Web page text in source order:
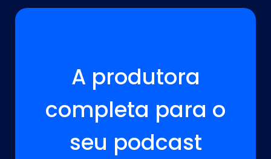
A produtora
completa para o
seu podcast